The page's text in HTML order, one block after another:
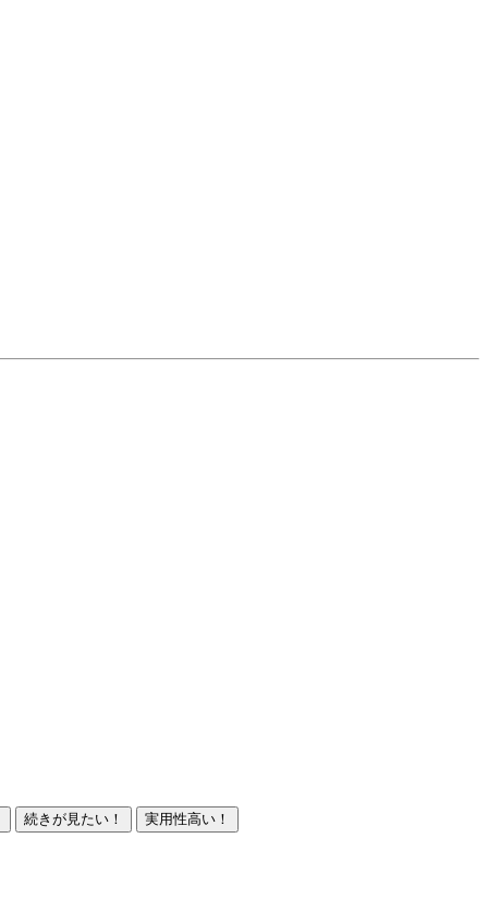
続きが見たい！ 実用性高い！